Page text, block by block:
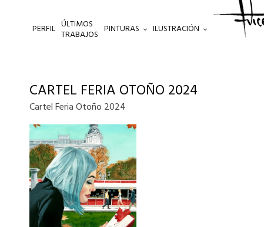
PERFIL ÚLTIMOS
TRABAJOS PINTURAS ILUSTRACIÓN
CARTEL FERIA OTOÑO 2024
Cartel Feria Otoño 2024
Este
producto
tiene
múltiples
variantes.
Las
opciones